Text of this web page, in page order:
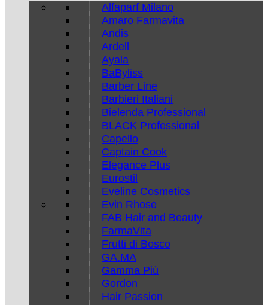
Alfaparf Milano
Amaro Farmavita
Andis
Ardell
Ayala
BaByliss
Barber Line
Barbieri Italiani
Bielenda Professional
BLACK Professional
Capello
Captain Cook
Elegance Plus
Eurostil
Eveline Cosmetics
Evin Rhose
FAB Hair and Beauty
FarmaVita
Frutti di Bosco
GA.MA
Gamma Più
Gordon
Hair Passion